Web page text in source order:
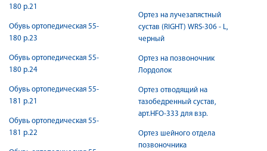
180 р.21
Обувь ортопедическая 55-
180 р.23
Обувь ортопедическая 55-
180 р.24
Обувь ортопедическая 55-
181 р.21
Обувь ортопедическая 55-
181 р.22
Ортез на лучезапястный
сустав (RIGHT) WRS-306 - L,
черный
Ортез на позвоночник
Лордолок
Ортез отводящий на
тазобедренный сустав,
арт.HFO-333 для взр.
Ортез шейного отдела
позвоночника